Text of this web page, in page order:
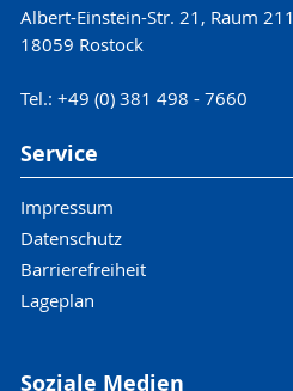
Albert-Einstein-Str. 21, Raum 211
18059 Rostock
Tel.: +49 (0) 381 498 - 7660
Service
Impressum
Datenschutz
Barrierefreiheit
Lageplan
Soziale Medien